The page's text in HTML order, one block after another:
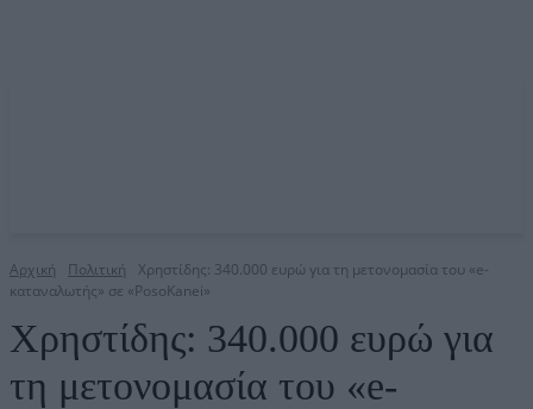
Αρχική Πολιτική
Χρηστίδης: 340.000 ευρώ για τη μετονομασία του «e-
καταναλωτής» σε «PosoKanei»
Χρηστίδης: 340.000 ευρώ για
τη μετονομασία του «e-